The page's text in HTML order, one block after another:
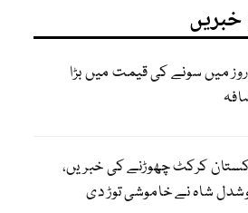
خبریں
4 روز میں سونے کی قیمت میں بڑا
کرکٹ چھوڑنے کی خبریں،
شاہ نے خاموشی توڑ دی